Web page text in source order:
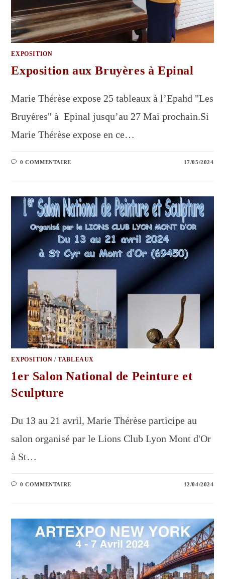
EXPOSITION
Exposition aux Bruyères à Epinal
Marie Thérèse expose 25 tableaux à l’Epahd "Les
Bruyères" à Epinal jusqu’au 27 Mai prochain.Si
Marie Thérèse expose en ce…
0 COMMENTAIRE 17/05/2024
EXPOSITION /TABLEAUX
1er Salon National de Peinture et
Sculpture
Du 13 au 21 avril, Marie Thérèse participe au
salon organisé par le Lions Club Lyon Mont d'Or
à St…
0 COMMENTAIRE 12/04/2024